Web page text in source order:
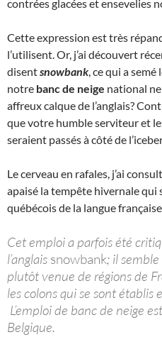
contrées glacées et ensevelies
Cette expression est très
l’utilisent. Or, j’ai découvert
disentsnowbank, ce qui a
notre banc de neige national
affreux calque de l’anglais?
que votre humble serviteur et
seraient passés à côté de
Le cerveau en rafales, j’ai
apaisé la tempête hivernale qui
québécois de la langue
Cet emploi a parfois été
l’anglais snowbank; il
plutôt venue de régions de
les colons qui se sont établis
L’emploi de banc de neige
Belgique.